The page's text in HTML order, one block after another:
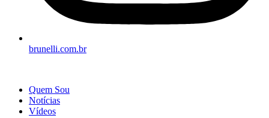
brunelli.com.br
Quem Sou
Notícias
Vídeos